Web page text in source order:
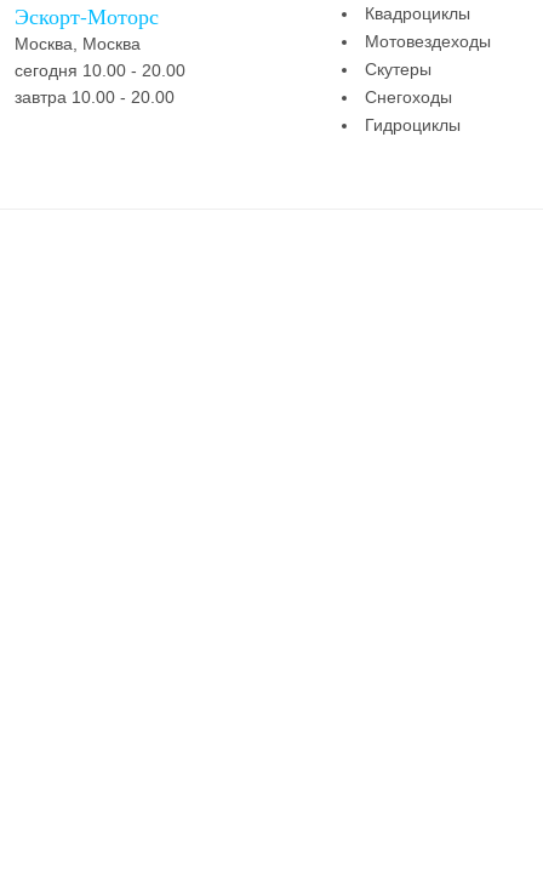
Эскорт-Моторс
Москва, Москва
сегодня 10.00 - 20.00
завтра 10.00 - 20.00
Квадроциклы
Мотовездеходы
Скутеры
Снегоходы
Гидроциклы